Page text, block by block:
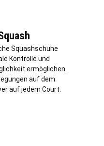
Squashschuhe
Kontrolle und
ermöglichen.
auf dem
auf jedem Court.